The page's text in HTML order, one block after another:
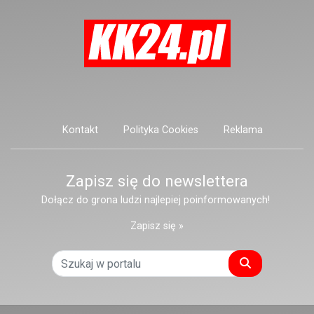
Kontakt Polityka Cookies Reklama
Zapisz się do newslettera
Dołącz do grona ludzi najlepiej poinformowanych!
Zapisz się »
Szukaj